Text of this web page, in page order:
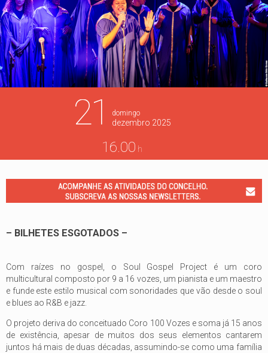
21 domingo
dezembro 2025
16.00 h
– BILHETES ESGOTADOS –
Com raízes no gospel, o Soul Gospel Project é um coro
multicultural composto por 9 a 16 vozes, um pianista e um maestro
e funde este estilo musical com sonoridades que vão desde o soul
e blues ao R&B e jazz.
O projeto deriva do conceituado Coro 100 Vozes e soma já 15 anos
de existência, apesar de muitos dos seus elementos cantarem
juntos há mais de duas décadas, assumindo-se como uma família